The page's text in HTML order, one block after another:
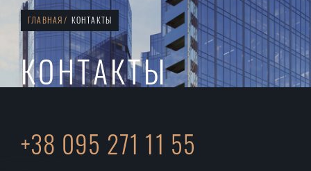
ГЛАВНАЯ КОНТАКТЫ
КОНТАКТЫ
+38 095 271 11 55